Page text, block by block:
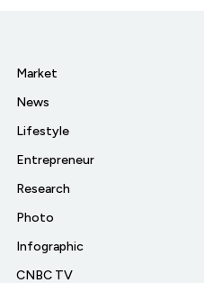
Market
News
Lifestyle
Entrepreneur
Research
Photo
Infographic
CNBC TV